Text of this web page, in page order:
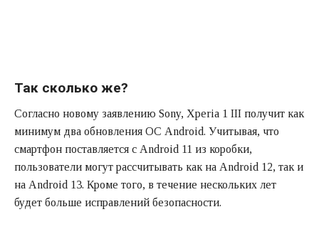
Так сколько же?
Согласно новому заявлению Sony, Xperia 1 III получит как
минимум два обновления ОС Android. Учитывая, что
смартфон поставляется с Android 11 из коробки,
пользователи могут рассчитывать как на Android 12, так и
на Android 13. Кроме того, в течение нескольких лет
будет больше исправлений безопасности.